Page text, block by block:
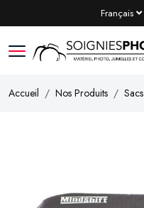
Français
Accueil Nos Produits Sacs